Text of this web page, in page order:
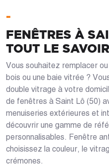
-
FENÊTRES À
TOUT LE
Vous souhaitez remplacer
bois ou une baie vitrée ?
double vitrage à votre
de fenêtres à Saint Lô (50)
menuiseries extérieures et
découvrir une gamme de
personnalisables. Fenêtre
choisissez la couleur, le
crémones.